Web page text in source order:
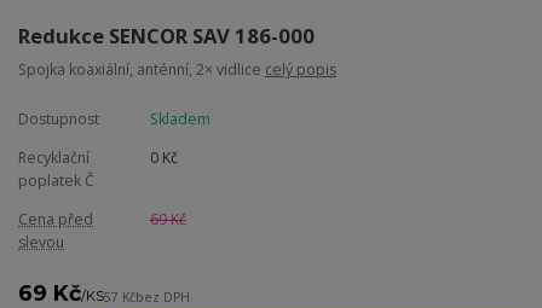
Redukce SENCOR SAV 186-000
Spojka koaxiální, anténní, 2× vidlice celý popis
Dostupnost
Skladem
Recyklační
poplatek Č
0 Kč
Cena před
slevou
69 Kč
69 Kč/KS57 Kčbez DPH